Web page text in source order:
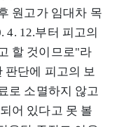
원고가 임대차 목
4. 12.부터 피고의
할 것이므로"라
판단에 피고의 보
로 소멸하지 않고
어 있다고 못 볼